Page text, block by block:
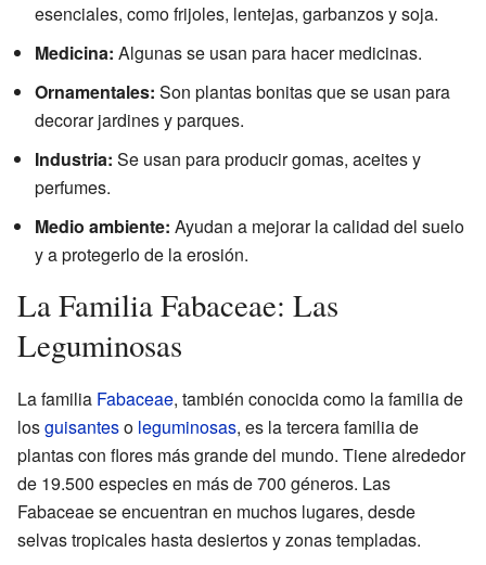
esenciales, como frijoles, lentejas, garbanzos y soja.
Medicina: Algunas se usan para hacer medicinas.
Ornamentales: Son plantas bonitas que se usan para
decorar jardines y parques.
Industria: Se usan para producir gomas, aceites y
perfumes.
Medio ambiente: Ayudan a mejorar la calidad del suelo
y a protegerlo de la erosión.
La Familia Fabaceae: Las
Leguminosas
La familia Fabaceae, también conocida como la familia de
losguisanteso leguminosas, es la tercera familia de
plantas con flores más grande del mundo. Tiene alrededor
de 19.500 especies en más de 700 géneros. Las
Fabaceae se encuentran en muchos lugares, desde
selvas tropicales hasta desiertos y zonas templadas.